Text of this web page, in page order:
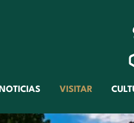
NOTICIAS VISITAR